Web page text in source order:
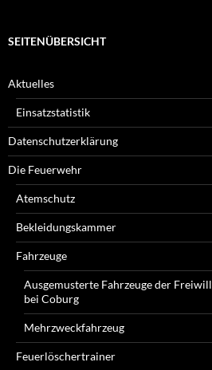
SEITENÜBERSICHT
Aktuelles
Einsatzstatistik
Datenschutzerklärung
Die Feuerwehr
Atemschutz
Bekleidungskammer
Fahrzeuge
Ausgemusterte Fahrzeuge der
bei Coburg
Mehrzweckfahrzeug
Feuerlöschertrainer